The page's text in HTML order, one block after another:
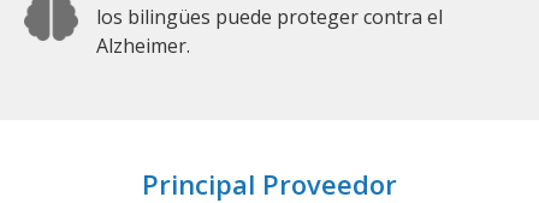
los bilingües puede proteger contra el
Alzheimer.
Principal Proveedor